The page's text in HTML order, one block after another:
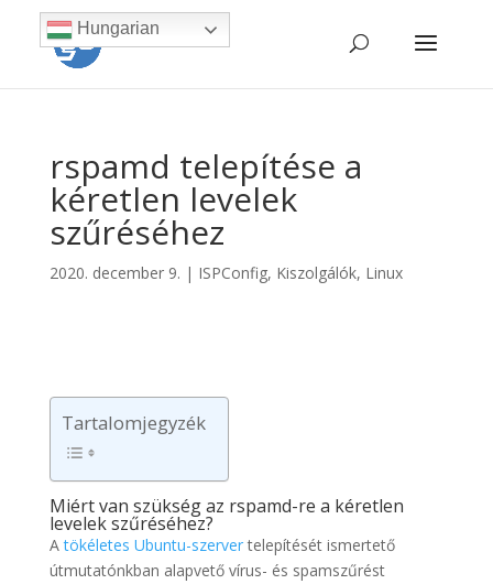
rspamd telepítése a
kéretlen levelek
szűréséhez
2020. december 9. | ISPConfig, Kiszolgálók, Linux
Tartalomjegyzék
Miért van szükség az rspamd-re a kéretlen
levelek szűréséhez?
Atökéletes Ubuntu-szervertelepítését ismertető
útmutatónkban alapvető vírus- és spamszűrést
Hungarian